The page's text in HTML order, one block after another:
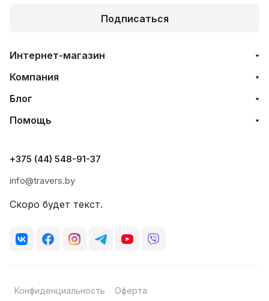
Подписаться
Интернет-магазин
Компания
Блог
Помощь
+375 (44) 548-91-37
info@travers.by
Скоро будет текст.
Конфиденциальность Оферта